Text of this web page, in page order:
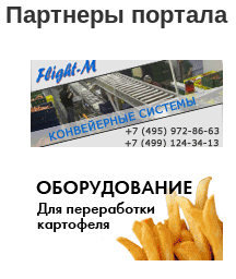
Партнеры портала